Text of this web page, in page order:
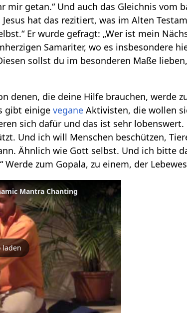
mir getan.“ Und auch das Gleichnis vom
Jesus hat das rezitiert, was im Alten
Er wurde gefragt: „Wer ist mein
Samariter, wo es insbesondere
sollst du im besonderen Maße
denen, die deine Hilfe brauchen, werde
gibt einigevegane Aktivisten, die wollen
sich dafür und das ist sehr
Und ich will Menschen beschützen,
Ähnlich wie Gott selbst. Und ich bitte
Werde zum Gopala, zu einem, der
Mantra Chanting
laden